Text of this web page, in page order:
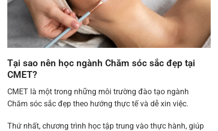
Tại sao nên học ngành Chăm sóc sắc đẹp tại
CMET?
CMET là một trong những môi trường đào tạo ngành
Chăm sóc sắc đẹp theo hướng thực tế và dễ xin việc.
Thứ nhất, chương trình học tập trung vào thực hành, giúp